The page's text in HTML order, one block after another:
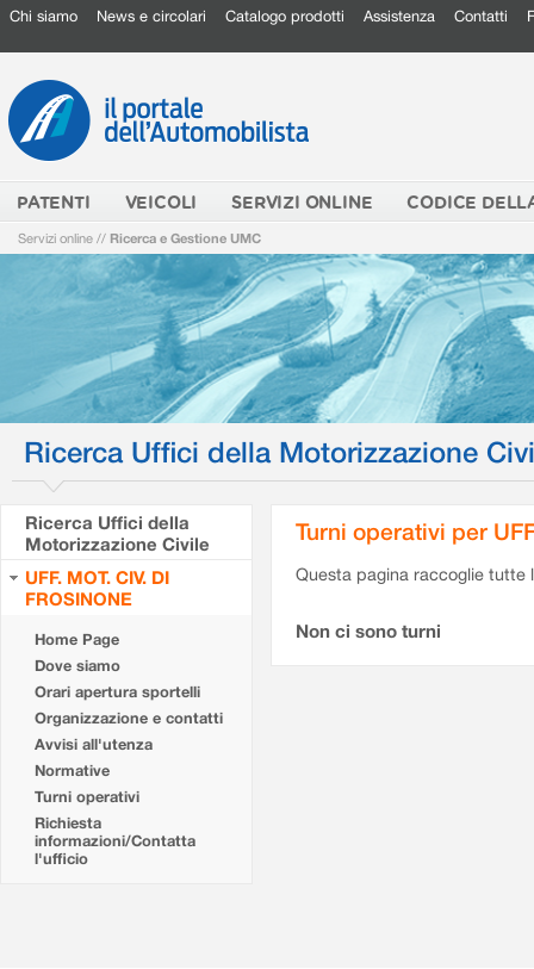
Chi siamo News e circolari Catalogo prodotti Assistenza Contatti
PATENTI VEICOLI SERVIZI ONLINE CODICE
Servizi online // Ricerca e Gestione UMC
Ricerca Uffici della Motorizzazione
Ricerca Uffici della
Motorizzazione Civile
UFF. MOT. CIV. DI
FROSINONE
Home Page
Dove siamo
Orari apertura sportelli
Organizzazione e contatti
Avvisi all'utenza
Normative
Turni operativi
Richiesta
informazioni/Contatta
l'ufficio
Turni operativi per
Questa pagina raccoglie tutte
Non ci sono turni